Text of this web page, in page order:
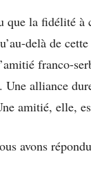
que la fidélité
delà de
franco-
alliance
amitié, elle,
avons